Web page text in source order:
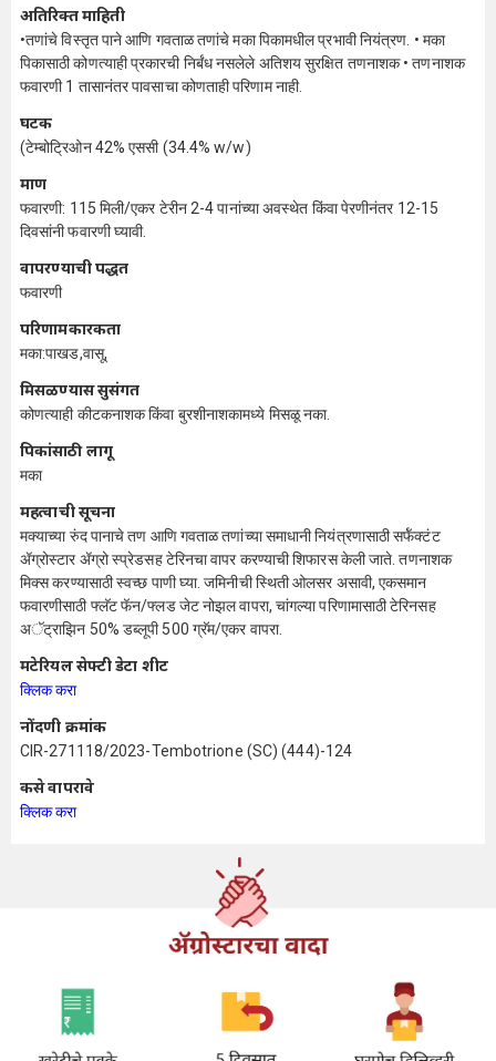
अतिरिक्त माहिती
•तणांचे विस्तृत पाने आणि गवताळ तणांचे मका पिकामधील प्रभावी नियंत्रण. • मका
पिकासाठी कोणत्याही प्रकारची निर्बंध नसलेले अतिशय सुरक्षित तणनाशक • तणनाशक
फवारणी 1 तासानंतर पावसाचा कोणताही परिणाम नाही.
घटक
(टेम्बोट्रिओन 42% एससी (34.4% w/w)
प्रमाण
फवारणी: 115 मिली/एकर टेरीन 2-4 पानांच्या अवस्थेत किंवा पेरणीनंतर 12-15
दिवसांनी फवारणी घ्यावी.
वापरण्याची पद्धत
फवारणी
परिणामकारकता
मका:पाखड,वासू,
मिसळण्यास सुसंगत
कोणत्याही कीटकनाशक किंवा बुरशीनाशकामध्ये मिसळू नका.
पिकांसाठी लागू
मका
महत्वाची सूचना
मक्याच्या रुंद पानाचे तण आणि गवताळ तणांच्या समाधानी नियंत्रणासाठी सर्फॅक्टंट
ॲग्रोस्टार ॲग्रो स्प्रेडसह टेरिनचा वापर करण्याची शिफारस केली जाते. तणनाशक
मिक्स करण्यासाठी स्वच्छ पाणी घ्या. जमिनीची स्थिती ओलसर असावी, एकसमान
फवारणीसाठी फ्लॅट फॅन/फ्लड जेट नोझल वापरा, चांगल्या परिणामासाठी टेरिनसह
अॅट्राझिन 50% डब्लूपी 500 ग्रॅम/एकर वापरा.
मटेरियल सेफ्टी डेटा शीट
क्लिक करा
नोंदणी क्रमांक
CIR-271118/2023-Tembotrione (SC) (444)-124
कसे वापरावे
क्लिक करा